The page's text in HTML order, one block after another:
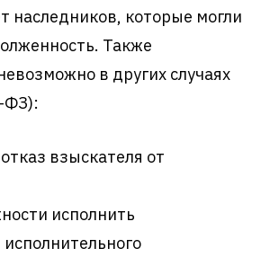
наследников, которые могли
Также
в других случаях
ФЗ):
взыскателя от
исполнить